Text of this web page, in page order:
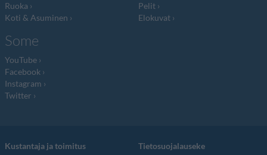
Ruoka
Koti & Asuminen
Pelit
Elokuvat
Some
YouTube
Facebook
Instagram
Twitter
Kustantaja ja toimitus Tietosuojalauseke